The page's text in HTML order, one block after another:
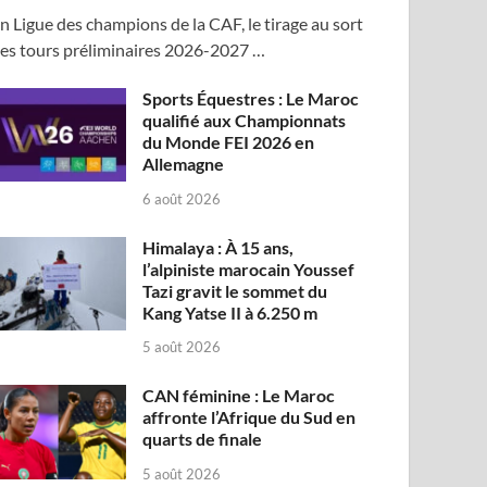
Ligue des champions de la CAF, le tirage au sort
tours préliminaires 2026-2027 …
Sports Équestres : Le Maroc
qualifié aux Championnats
du Monde FEI 2026 en
Allemagne
6 août 2026
Himalaya : À 15 ans,
l’alpiniste marocain Youssef
Tazi gravit le sommet du
Kang Yatse II à 6.250 m
5 août 2026
CAN féminine : Le Maroc
affronte l’Afrique du Sud en
quarts de finale
5 août 2026